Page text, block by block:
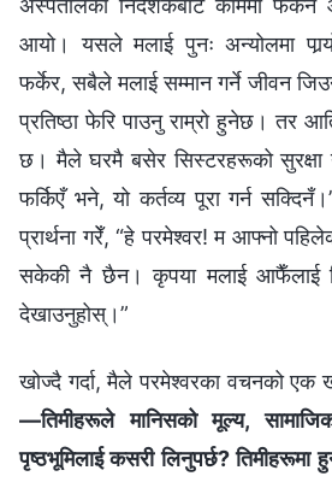
आयो। यसले मलाई पुनः अन्योलमा
फर्केर, सबैले मलाई सम्मान गर्ने जीवन
प्रतिष्ठा फेरि पाउनु राम्रो हुनेछ। तर
छ। मैले घरमै बसेर सिस्टरहरूको सुरक्षा
फर्किएँ भने, यो कर्तव्य पूरा गर्न
प्रार्थना गरेँ, “हे परमेश्‍वर! म आफ्नो
सकेकी नै छैन। कृपया मलाई आफैँलाई
देखाउनुहोस्।”
खोज्दै गर्दा, मैले परमेश्‍वरका वचनको एक
—तिमीहरूले मानिसको मूल्य,
पृष्ठभूमिलाई कसरी लिनुपर्छ? तिमीहरूमा